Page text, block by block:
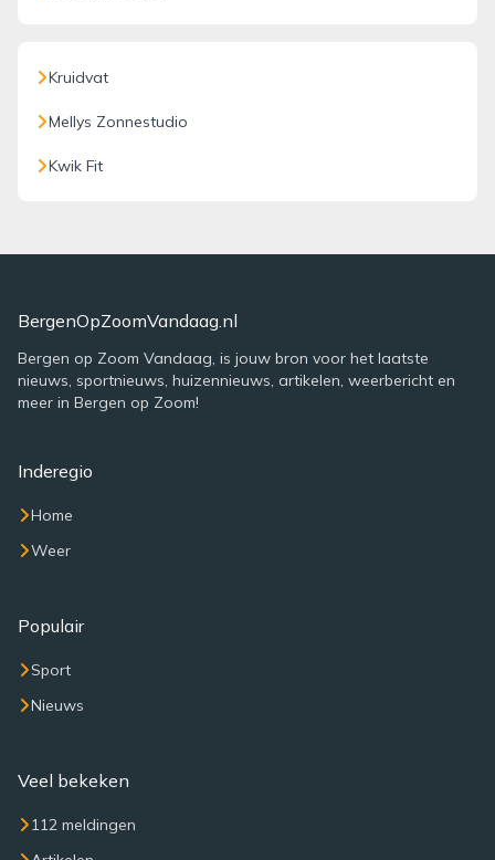
Kruidvat
Mellys Zonnestudio
Kwik Fit
BergenOpZoomVandaag.nl
Bergen op Zoom Vandaag, is jouw bron voor het laatste
nieuws, sportnieuws, huizennieuws, artikelen, weerbericht en
meer in Bergen op Zoom!
Inderegio
Home
Weer
Populair
Sport
Nieuws
Veel bekeken
112 meldingen